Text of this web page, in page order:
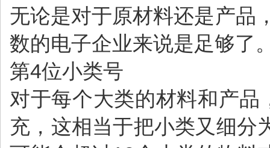
无论是对于原材料还是产品
数的电子企业来说是足够了
第4位小类号
对于每个大类的材料和产
充，这相当于把小类又细分